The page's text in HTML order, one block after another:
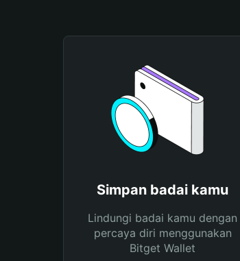
Simpan badai kamu
Lindungi badai kamu dengan
percaya diri menggunakan
Bitget Wallet